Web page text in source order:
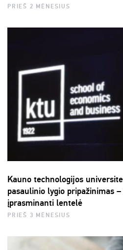
PRIEŠ 2 MĖNESIUS
Kauno technologijos
pasaulinio lygio pripažinimas
įprasminanti lentelė
PRIEŠ 3 MĖNESIUS